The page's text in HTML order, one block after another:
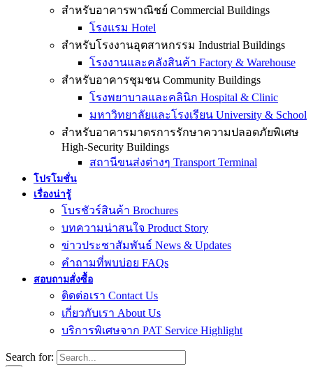
สำหรับอาคารพาณิชย์ Commercial Buildings
โรงแรม Hotel
สำหรับโรงงานอุตสาหกรรม Industrial Buildings
โรงงานและคลังสินค้า Factory & Warehouse
สำหรับอาคารชุมชน Community Buildings
โรงพยาบาลและคลินิก Hospital & Clinic
มหาวิทยาลัยและโรงเรียน University & School
สำหรับอาคารมาตรการรักษาความปลอดภัยพิเศษ
High-Security Buildings
สถานีขนส่งต่างๆ Transport Terminal
โปรโมชั่น
เรื่องน่ารู้
โบรชัวร์สินค้า Brochures
บทความน่าสนใจ Product Story
ข่าวประชาสัมพันธ์ News & Updates
คำถามที่พบบ่อย FAQs
สอบถามสั่งซื้อ
ติดต่อเรา Contact Us
เกี่ยวกับเรา About Us
บริการพิเศษจาก PAT Service Highlight
Search for: